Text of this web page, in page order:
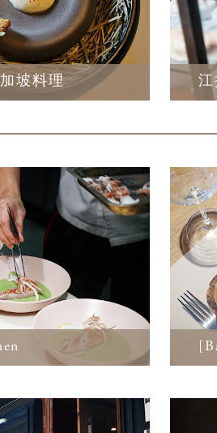
坡料理 江